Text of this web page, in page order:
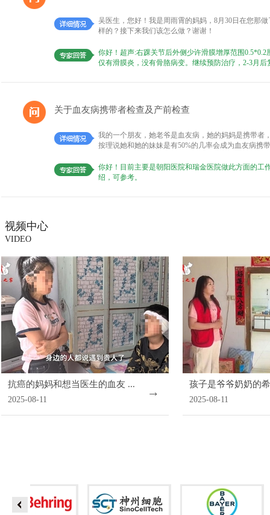
吴医生，您好！我是周雨霄的妈妈，8月30日在您那
样的？接下来我们该怎么做？谢谢！
你好！超声:右踝关节后外侧少许滑膜增厚范围
仅有滑膜炎，没有骨胳病变。继续预防治疗，2-3月
关于血友病携带者检查及产前检查
我的一个朋友，她老爷是血友病，她的妈妈是携带者
按理说她和她的妹妹是有50%的几率会成为血友病携
你好！目前主要是朝阳医院和瑞金医院做此方面的工
绍，可参考。
视频中心
VIDEO
抗癌的妈妈和想当医生的血友 ...
2025-08-11
孩子是爷爷奶奶的
2025-08-11